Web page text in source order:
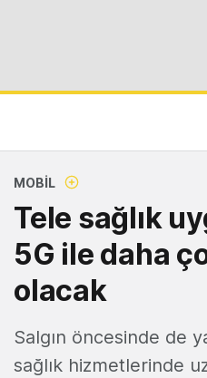
MOBIL
Tele sağlık
5G ile daha
olacak
Salgın öncesinde de
sağlık hizmetlerinde